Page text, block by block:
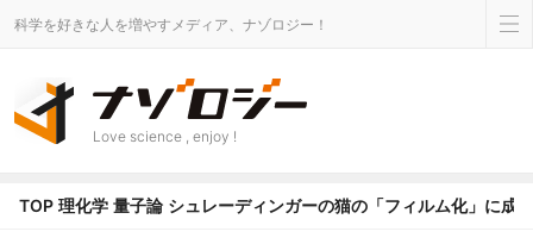
科学を好きな人を増やすメディア、ナゾロジー！
Love science , enjoy !
TOP 理化学 量子論 シュレーディンガーの猫の「フィルム化」に成功